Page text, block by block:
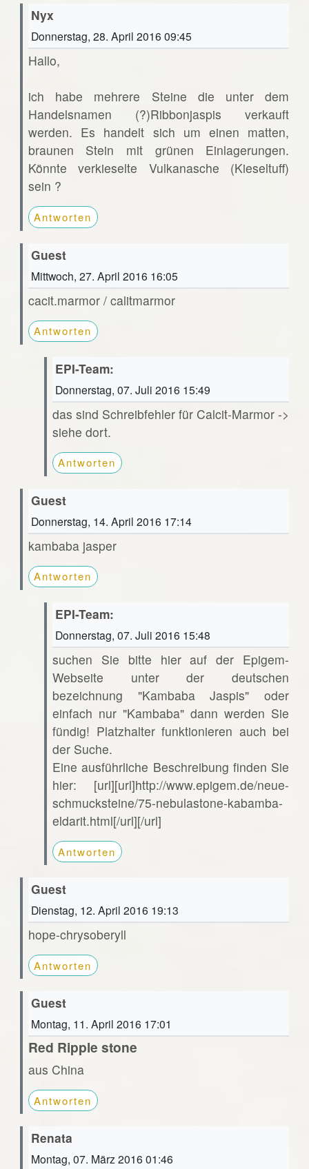
Nyx
Donnerstag, 28. April 2016 09:45
Hallo,
ich habe mehrere Steine die unter dem
Handelsnamen (?)Ribbonjaspis verkauft
werden. Es handelt sich um einen matten,
braunen Stein mit grünen Einlagerungen.
Könnte verkieselte Vulkanasche (Kieseltuff)
sein ?
Antworten
Guest
Mittwoch, 27. April 2016 16:05
cacit.marmor / calitmarmor
Antworten
EPI-Team:
Donnerstag, 07. Juli 2016 15:49
das sind Schreibfehler für Calcit-Marmor ->
siehe dort.
Antworten
Guest
Donnerstag, 14. April 2016 17:14
kambaba jasper
Antworten
EPI-Team:
Donnerstag, 07. Juli 2016 15:48
suchen Sie bitte hier auf der Epigem-
Webseite unter der deutschen
bezeichnung "Kambaba Jaspis" oder
einfach nur "Kambaba" dann werden Sie
fündig! Platzhalter funktionieren auch bei
der Suche.
Eine ausführliche Beschreibung finden Sie
hier: [url][url]http://www.epigem.de/neue-
schmucksteine/75-nebulastone-kabamba-
eldarit.html[/url][/url]
Antworten
Guest
Dienstag, 12. April 2016 19:13
hope-chrysoberyll
Antworten
Guest
Montag, 11. April 2016 17:01
Red Ripple stone
aus China
Antworten
Renata
Montag, 07. März 2016 01:46